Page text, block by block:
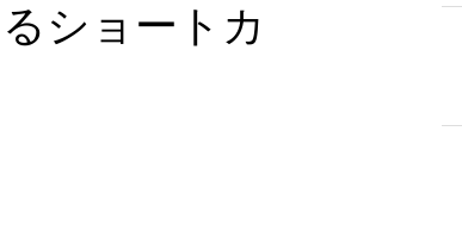
ショートカ